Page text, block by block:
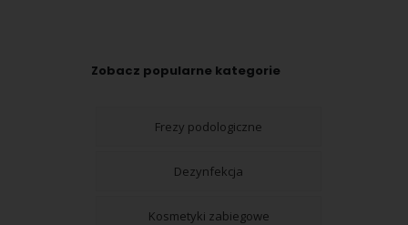
Zobacz popularne kategorie
Frezy podologiczne
Dezynfekcja
Kosmetyki zabiegowe